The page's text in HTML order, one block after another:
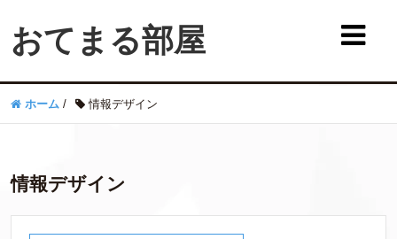
おてまる部屋
ホーム / 情報デザイン
情報デザイン